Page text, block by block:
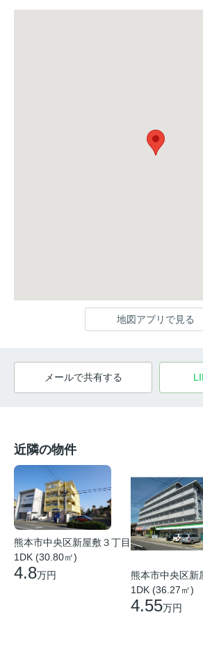
地図アプリで見る
メールで共有する
近隣の物件
熊本市中央区新屋敷３丁目
1DK (30.80㎡)
4.8万円
熊本市中央区新
1DK (36.27㎡)
4.55万円